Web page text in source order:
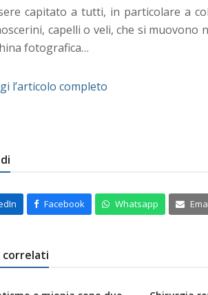
capitato a tutti, in particolare a
capelli o veli, che si muovono
fotografica…
l’articolo completo
Facebook Whatsapp